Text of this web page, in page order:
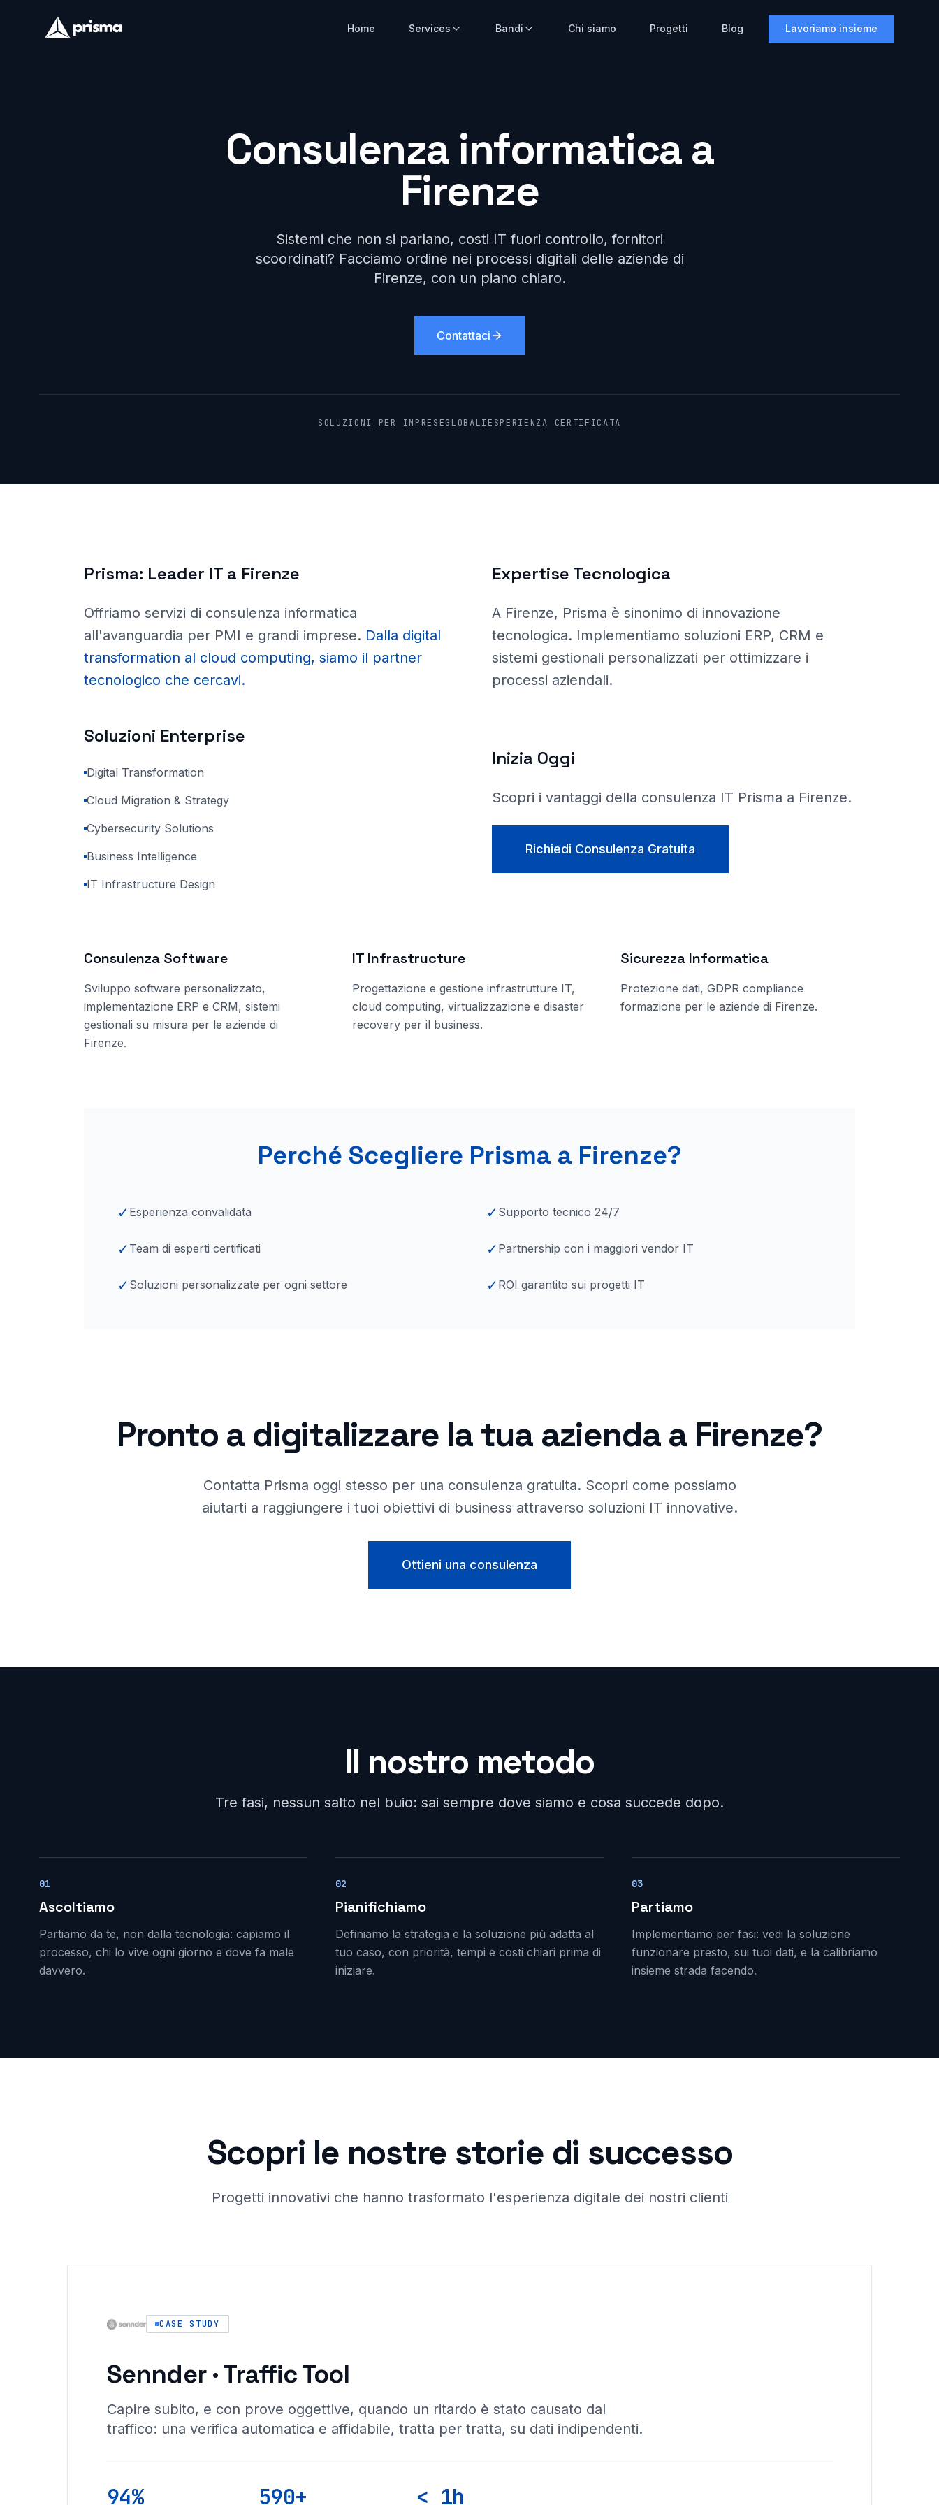
Home Services Bandi Chi siamo Progetti Blog Lavoriamo insieme
Consulenza informatica a
Firenze
Sistemi che non si parlano, costi IT fuori controllo, fornitori
scoordinati? Facciamo ordine nei processi digitali delle aziende di
Firenze, con un piano chiaro.
Contattaci
SOLUZIONI PER IMPRESEGLOBALI ESPERIENZA CERTIFICATA
Prisma: Leader IT a Firenze
Offriamo servizi di consulenza informatica
all'avanguardia per PMI e grandi imprese. Dalla digital
transformation al cloud computing, siamo il partner
tecnologico che cercavi.
Soluzioni Enterprise
Digital Transformation
Cloud Migration & Strategy
Cybersecurity Solutions
Business Intelligence
IT Infrastructure Design
Expertise Tecnologica
A Firenze, Prisma è sinonimo di innovazione
tecnologica. Implementiamo soluzioni ERP, CRM e
sistemi gestionali personalizzati per ottimizzare i
processi aziendali.
Inizia Oggi
Scopri i vantaggi della consulenza IT Prisma a Firenze.
Richiedi Consulenza Gratuita
Consulenza Software
Sviluppo software personalizzato,
implementazione ERP e CRM, sistemi
gestionali su misura per le aziende di
Firenze.
IT Infrastructure
Progettazione e gestione infrastrutture IT,
cloud computing, virtualizzazione e disaster
recovery per il business.
Sicurezza Informatica
Protezione dati, GDPR compliance
formazione per le aziende di Firenze.
Perché Scegliere Prisma a Firenze?
✓ Esperienza convalidata
✓ Team di esperti certificati
✓ Soluzioni personalizzate per ogni settore
✓ Supporto tecnico 24/7
✓ Partnership con i maggiori vendor IT
✓ ROI garantito sui progetti IT
Pronto a digitalizzare la tua azienda a Firenze?
Contatta Prisma oggi stesso per una consulenza gratuita. Scopri come possiamo
aiutarti a raggiungere i tuoi obiettivi di business attraverso soluzioni IT innovative.
Ottieni una consulenza
Il nostro metodo
Tre fasi, nessun salto nel buio: sai sempre dove siamo e cosa succede dopo.
01
Ascoltiamo
Partiamo da te, non dalla tecnologia: capiamo il
processo, chi lo vive ogni giorno e dove fa male
davvero.
02
Pianifichiamo
Definiamo la strategia e la soluzione più adatta al
tuo caso, con priorità, tempi e costi chiari prima di
iniziare.
03
Partiamo
Implementiamo per fasi: vedi la soluzione
funzionare presto, sui tuoi dati, e la calibriamo
insieme strada facendo.
Scopri le nostre storie di successo
Progetti innovativi che hanno trasformato l'esperienza digitale dei nostri clienti
CASE STUDY
Sennder · Traffic Tool
Capire subito, e con prove oggettive, quando un ritardo è stato causato dal
traffico: una verifica automatica e affidabile, tratta per tratta, su dati indipendenti.
94% 590+ < 1h